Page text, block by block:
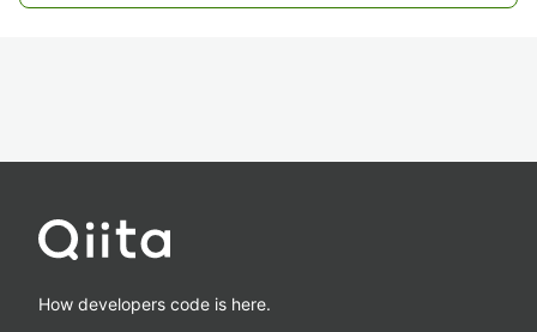
How developers code is here.